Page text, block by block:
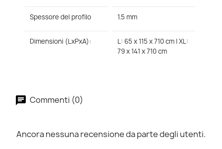
Spessore del profilo 1.5 mm
Dimensioni (LxPxA):
L: 65 x 115 x 710 cm | XL:
79 x 141 x 710 cm
Commenti (0)
Ancora nessuna recensione da parte degli utenti.